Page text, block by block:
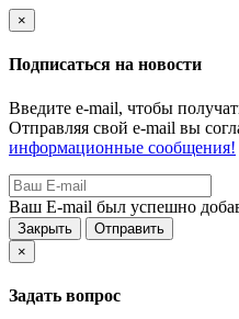
×
Подписаться на новости
Введите e-mail, чтобы
Отправляя свой e-mail вы
информационные сообщения!
Ваш E-mail был успешно
Закрыть
Отправить
×
Задать вопрос